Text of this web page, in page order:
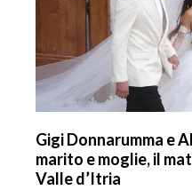
Gigi Donnarumma e
marito e moglie, il
Valle d’Itria